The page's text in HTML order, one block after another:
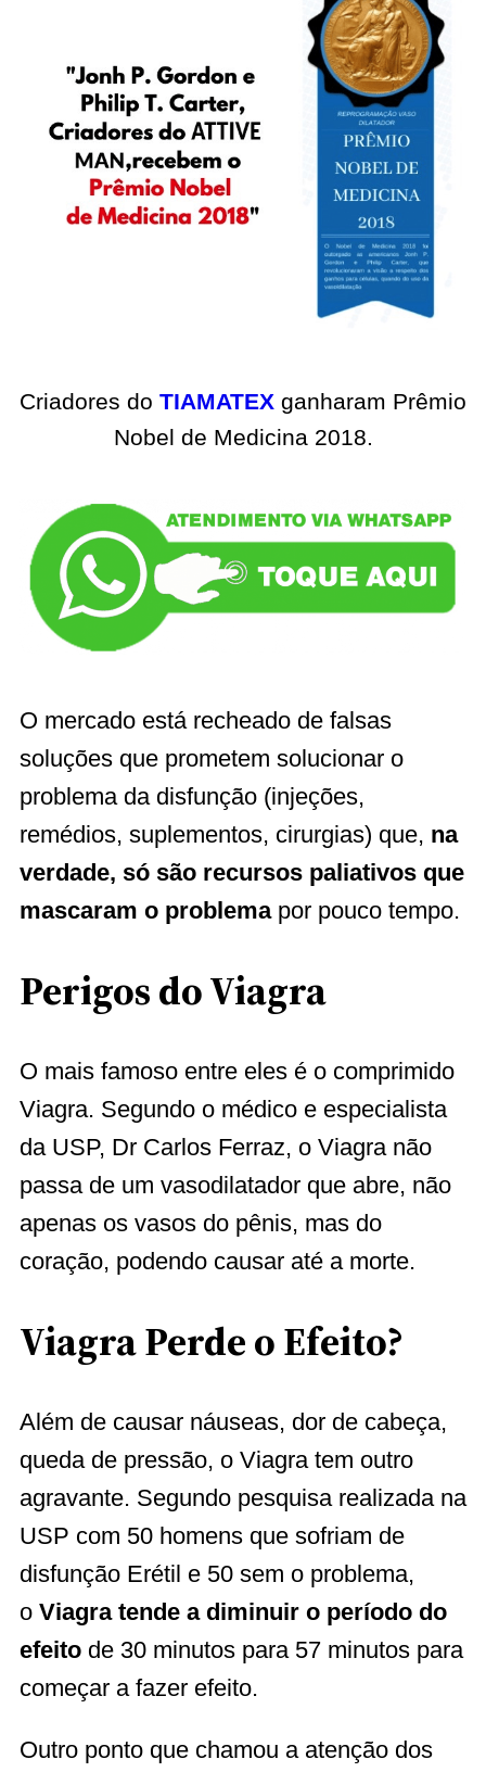
Criadores do TIAMATEX ganharam Prêmio
Nobel de Medicina 2018.
O mercado está recheado de falsas
soluções que prometem solucionar o
problema da disfunção (injeções,
remédios, suplementos, cirurgias) que, na
verdade, só são recursos paliativos que
mascaram o problema por pouco tempo.
Perigos do Viagra
O mais famoso entre eles é o comprimido
Viagra. Segundo o médico e especialista
da USP, Dr Carlos Ferraz, o Viagra não
passa de um vasodilatador que abre, não
apenas os vasos do pênis, mas do
coração, podendo causar até a morte.
Viagra Perde o Efeito?
Além de causar náuseas, dor de cabeça,
queda de pressão, o Viagra tem outro
agravante. Segundo pesquisa realizada na
USP com 50 homens que sofriam de
disfunção Erétil e 50 sem o problema,
o Viagra tende a diminuir o período do
efeito de 30 minutos para 57 minutos para
começar a fazer efeito.
Outro ponto que chamou a atenção dos